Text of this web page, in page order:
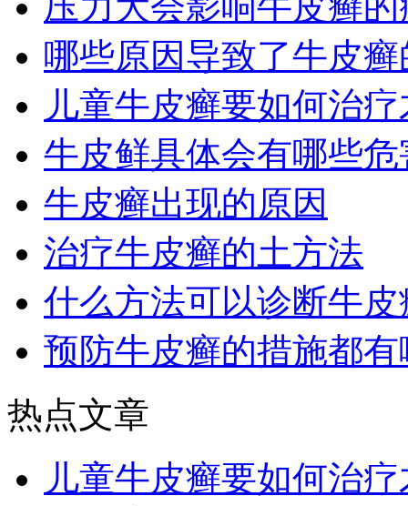
哪些原因导致了牛皮
儿童牛皮癣要如何治
牛皮鲜具体会有哪些危
牛皮癣出现的原因
治疗牛皮癣的土方法
什么方法可以诊断牛皮
预防牛皮癣的措施都有
热点文章
儿童牛皮癣要如何治